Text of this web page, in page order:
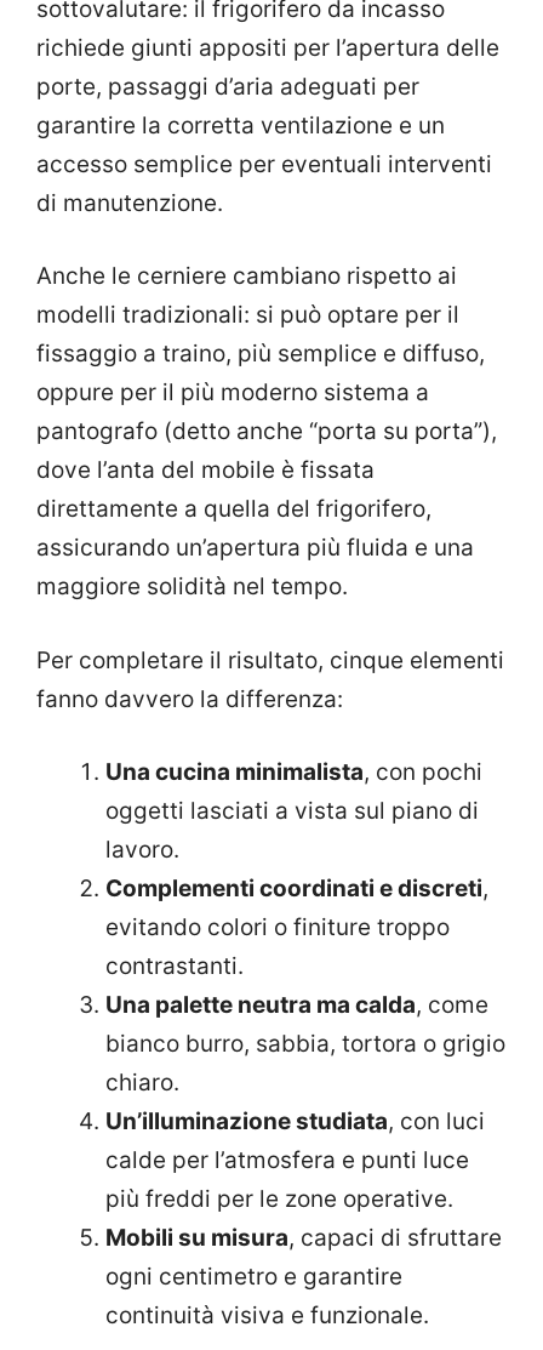
sottovalutare: il frigorifero da incasso
richiede giunti appositi per l’apertura delle
porte, passaggi d’aria adeguati per
garantire la corretta ventilazione e un
accesso semplice per eventuali interventi
di manutenzione.
Anche le cerniere cambiano rispetto ai
modelli tradizionali: si può optare per il
fissaggio a traino, più semplice e diffuso,
oppure per il più moderno sistema a
pantografo (detto anche “porta su porta”),
dove l’anta del mobile è fissata
direttamente a quella del frigorifero,
assicurando un’apertura più fluida e una
maggiore solidità nel tempo.
Per completare il risultato, cinque elementi
fanno davvero la differenza:
Una cucina minimalista, con pochi
oggetti lasciati a vista sul piano di
lavoro.
Complementi coordinati e discreti,
evitando colori o finiture troppo
contrastanti.
Una palette neutra ma calda, come
bianco burro, sabbia, tortora o grigio
chiaro.
Un’illuminazione studiata, con luci
calde per l’atmosfera e punti luce
più freddi per le zone operative.
Mobili su misura, capaci di sfruttare
ogni centimetro e garantire
continuità visiva e funzionale.